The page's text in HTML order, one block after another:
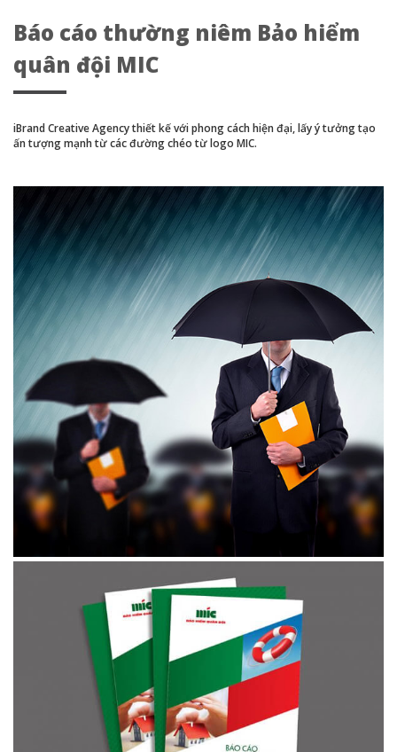
Báo cáo thường niêm Bảo hiểm
quân đội MIC
iBrand Creative Agency thiết kế với phong cách hiện đại, lấy ý tưởng tạo
ấn tượng mạnh từ các đường chéo từ logo MIC.